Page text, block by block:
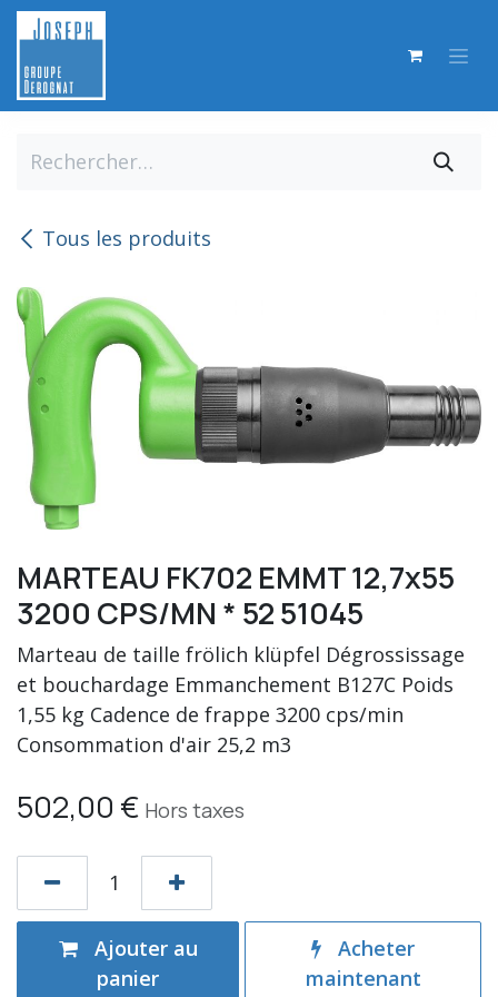
Se rendre au contenu
Tous les produits
MARTEAU FK702 EMMT 12,7x55
3200 CPS/MN * 52 51045
Marteau de taille frölich klüpfel Dégrossissage
et bouchardage Emmanchement B127C Poids
1,55 kg Cadence de frappe 3200 cps/min
Consommation d'air 25,2 m3
502,00 € Hors taxes
Ajouter au
panier
Acheter
maintenant